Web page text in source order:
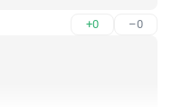
+0 –0